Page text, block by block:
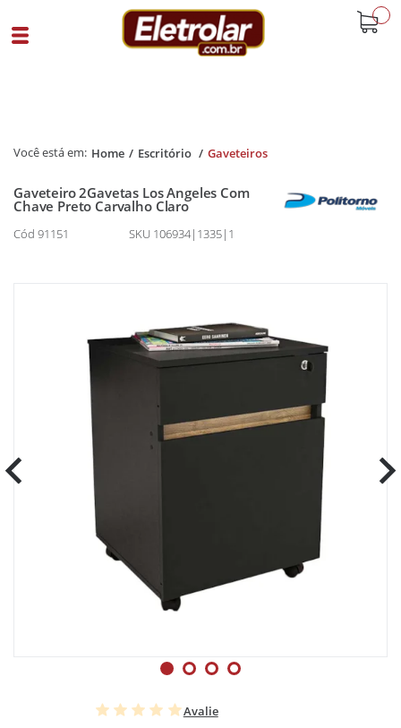
Home Escritório Gaveteiros
Gaveteiro 2Gavetas Los Angeles Com
Chave Preto Carvalho Claro
Cód 91151 SKU 106934|1335|1
Avalie